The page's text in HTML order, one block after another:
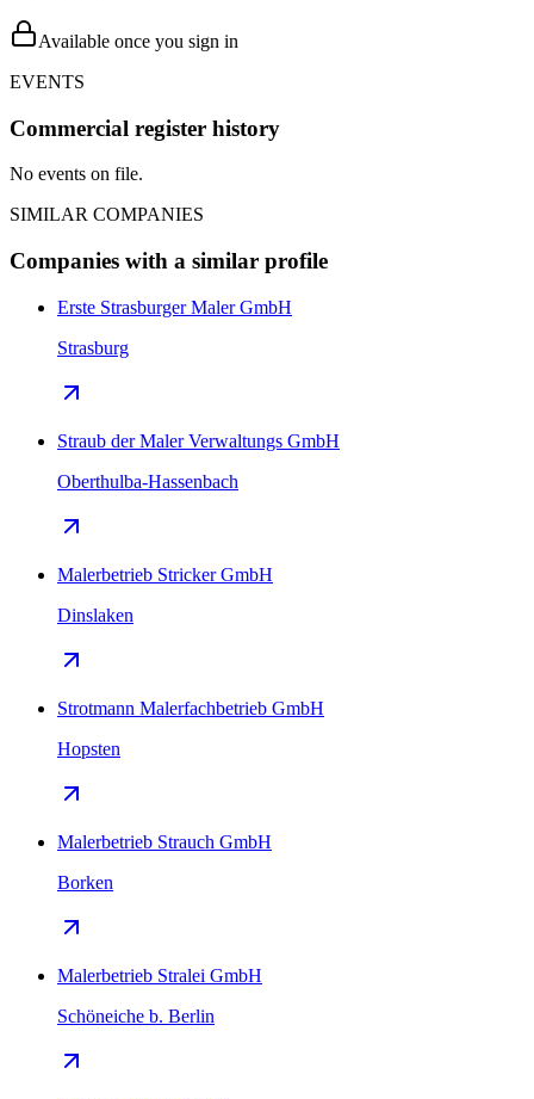
Available once you sign in
EVENTS
Commercial register history
No events on file.
SIMILAR COMPANIES
Companies with a similar profile
Erste Strasburger Maler GmbH
Strasburg
Straub der Maler Verwaltungs GmbH
Oberthulba-Hassenbach
Malerbetrieb Stricker GmbH
Dinslaken
Strotmann Malerfachbetrieb GmbH
Hopsten
Malerbetrieb Strauch GmbH
Borken
Malerbetrieb Stralei GmbH
Schöneiche b. Berlin